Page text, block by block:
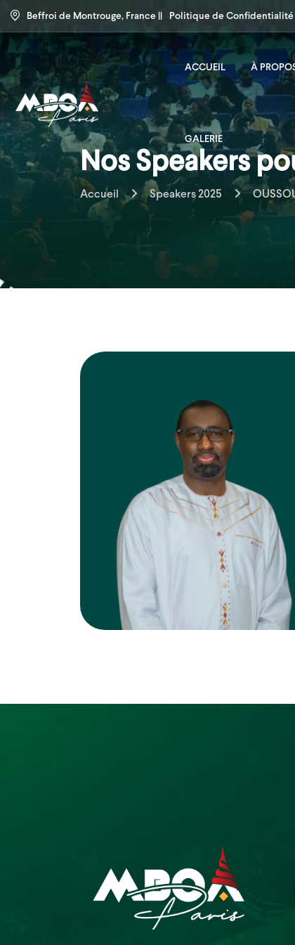
Beffroi de Montrouge, France || Politique de Confidentialité
ACCUEIL À
GALERIE
Nos Speakers
Accueil Speakers 2025